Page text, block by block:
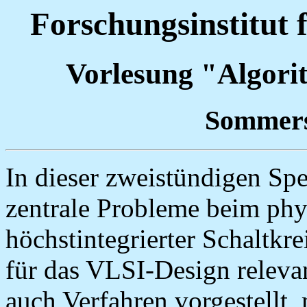
Forschungsinstitut
Vorlesung
In dieser zweistündigen
zentrale Probleme beim
höchstintegrierter
für das VLSI-Design
auch Verfahren vorgestellt,